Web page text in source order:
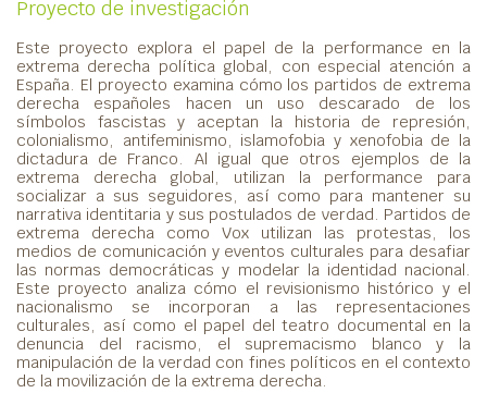
Proyecto de investigación
Este proyecto explora el papel de la performance en la
extrema derecha política global, con especial atención a
España. El proyecto examina cómo los partidos de extrema
derecha españoles hacen un uso descarado de los
símbolos fascistas y aceptan la historia de represión,
colonialismo, antifeminismo, islamofobia y xenofobia de la
dictadura de Franco. Al igual que otros ejemplos de la
extrema derecha global, utilizan la performance para
socializar a sus seguidores, así como para mantener su
narrativa identitaria y sus postulados de verdad. Partidos de
extrema derecha como Vox utilizan las protestas, los
medios de comunicación y eventos culturales para desafiar
las normas democráticas y modelar la identidad nacional.
Este proyecto analiza cómo el revisionismo histórico y el
nacionalismo se incorporan a las representaciones
culturales, así como el papel del teatro documental en la
denuncia del racismo, el supremacismo blanco y la
manipulación de la verdad con fines políticos en el contexto
de la movilización de la extrema derecha.